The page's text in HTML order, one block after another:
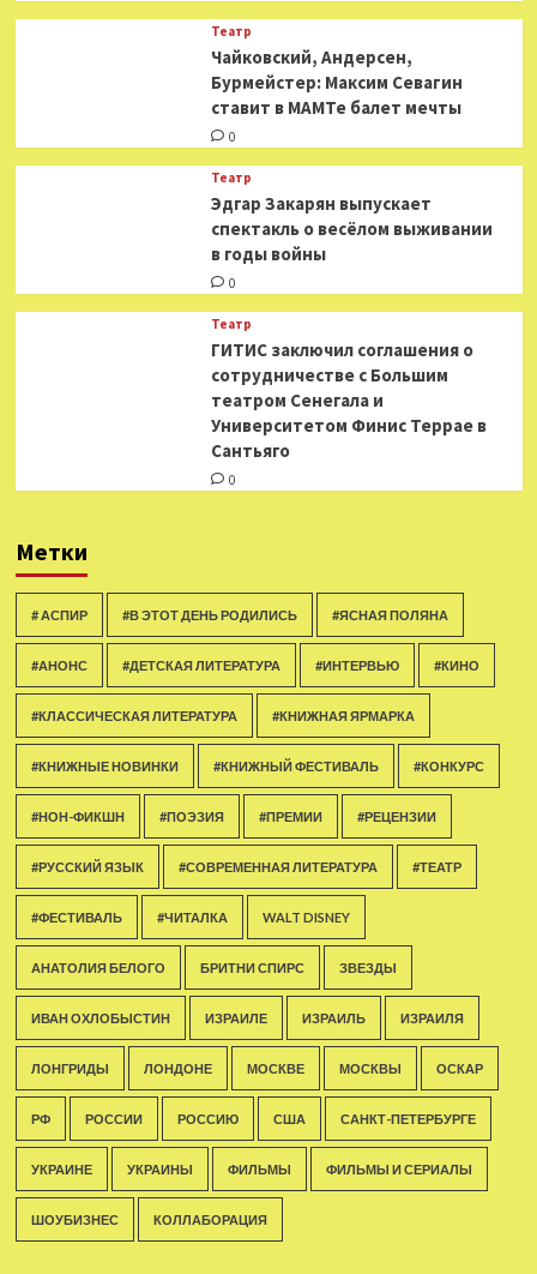
Театр
​​Чайковский, Андерсен,
Бурмейстер: Максим Севагин
ставит в МАМТе балет мечты
0
Театр
Эдгар Закарян выпускает
спектакль о весёлом выживании
в годы войны
0
Театр
ГИТИС заключил соглашения о
сотрудничестве с Большим
театром Сенегала и
Университетом Финис Террае в
Сантьяго
0
Метки
# АСПИР #В ЭТОТ ДЕНЬ РОДИЛИСЬ #ЯСНАЯ ПОЛЯНА
#АНОНС #ДЕТСКАЯ ЛИТЕРАТУРА #ИНТЕРВЬЮ #КИНО
#КЛАССИЧЕСКАЯ ЛИТЕРАТУРА #КНИЖНАЯ ЯРМАРКА
#КНИЖНЫЕ НОВИНКИ #КНИЖНЫЙ ФЕСТИВАЛЬ #КОНКУРС
#НОН-ФИКШН #ПОЭЗИЯ #ПРЕМИИ #РЕЦЕНЗИИ
#РУССКИЙ ЯЗЫК #СОВРЕМЕННАЯ ЛИТЕРАТУРА #ТЕАТР
#ФЕСТИВАЛЬ #ЧИТАЛКА WALT DISNEY
АНАТОЛИЯ БЕЛОГО БРИТНИ СПИРС ЗВЕЗДЫ
ИВАН ОХЛОБЫСТИН ИЗРАИЛЕ ИЗРАИЛЬ ИЗРАИЛЯ
ЛОНГРИДЫ ЛОНДОНЕ МОСКВЕ МОСКВЫ ОСКАР
РФ РОССИИ РОССИЮ США САНКТ-ПЕТЕРБУРГЕ
УКРАИНЕ УКРАИНЫ ФИЛЬМЫ ФИЛЬМЫ И СЕРИАЛЫ
ШОУБИЗНЕС КОЛЛАБОРАЦИЯ